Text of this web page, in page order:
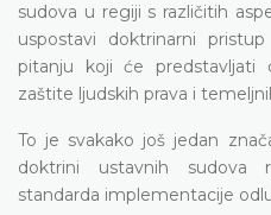
sudova u regiji s različitih
uspostavi doktrinarni
pitanju koji će predstavljati
zaštite ljudskih prava i
To je svakako još jedan
doktrini ustavnih sudova
standarda implementacije